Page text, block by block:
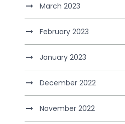
March 2023
February 2023
January 2023
December 2022
November 2022